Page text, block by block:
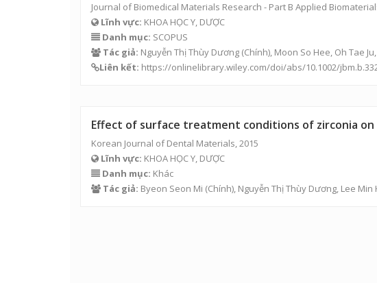
Journal of Biomedical Materials Research - Part B Applied
Lĩnh vực: KHOA HỌC Y, DƯỢC
Danh mục: SCOPUS
Tác giả: Nguyễn Thị Thùy Dương (Chính), Moon So Hee, Oh Tae
Liên kết: https://onlinelibrary.wiley.com/doi/abs/10.1002/
Effect of surface treatment conditions of zirconia
Korean Journal of Dental Materials, 2015
Lĩnh vực: KHOA HỌC Y, DƯỢC
Danh mục: Khác
Tác giả: Byeon Seon Mi (Chính), Nguyễn Thị Thùy Dương, Lee Min